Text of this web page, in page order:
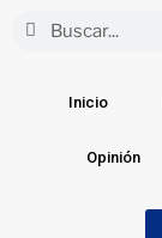
Inicio
Opinión